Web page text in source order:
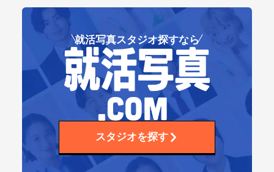
就活写真スタジオ探すなら
スタジオを探す